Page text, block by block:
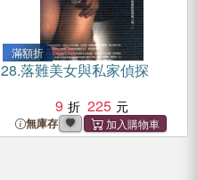
滿額折
28.落難美女與私家偵探
9
225
無庫存